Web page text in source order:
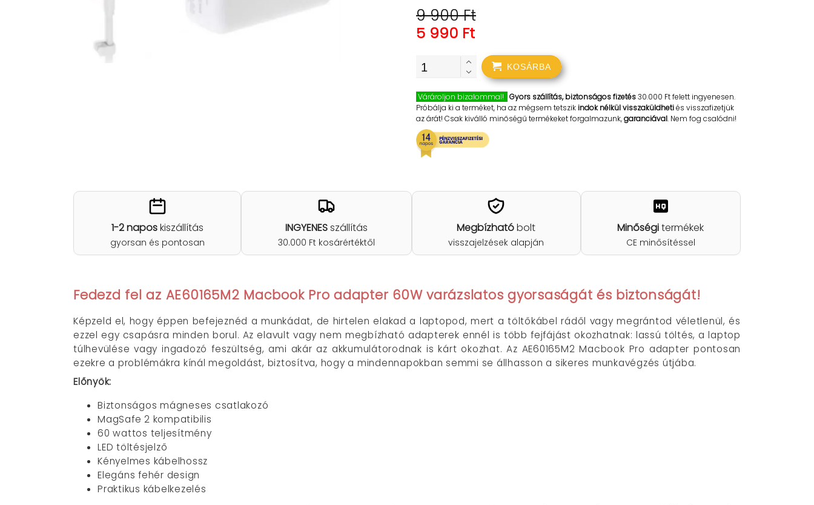
9 900 Ft
5 990 Ft
KOSÁRBA
Várároljon bizalommal! Gyors szállítás, biztonságos fizetés30.000 Ft felett ingyenesen.
Próbálja ki a terméket, ha az mégsem tetszikindok nélkül visszaküldhetiés visszafizetjük
az árát! Csak kiválló minőségű termékeket forgalmazunk,garanciával. Nem fog csalódni!
1-2 naposkiszállítás
gyorsan és pontosan
INGYENESszállítás
30.000 Ft kosárértéktől
Megbízhatóbolt
visszajelzések alapján
Minőségitermékek
CE minősítéssel
Fedezd fel az AE60165M2 Macbook Pro adapter 60W varázslatos gyorsaságát és biztonságát!
Képzeld el, hogy éppen befejeznéd a munkádat, de hirtelen elakad a laptopod, mert a töltőkábel rádől vagy megrántod véletlenül, és
ezzel egy csapásra minden borul. Az elavult vagy nem megbízható adapterek ennél is több fejfájást okozhatnak: lassú töltés, a laptop
túlhevülése vagy ingadozó feszültség, ami akár az akkumulátorodnak is kárt okozhat. Az AE60165M2 Macbook Pro adapter pontosan
ezekre a problémákra kínál megoldást, biztosítva, hogy a mindennapokban semmi se állhasson a sikeres munkavégzés útjába.
Előnyök:
Biztonságos mágneses csatlakozó
MagSafe 2 kompatibilis
60 wattos teljesítmény
LED töltésjelző
Kényelmes kábelhossz
Elegáns fehér design
Praktikus kábelkezelés